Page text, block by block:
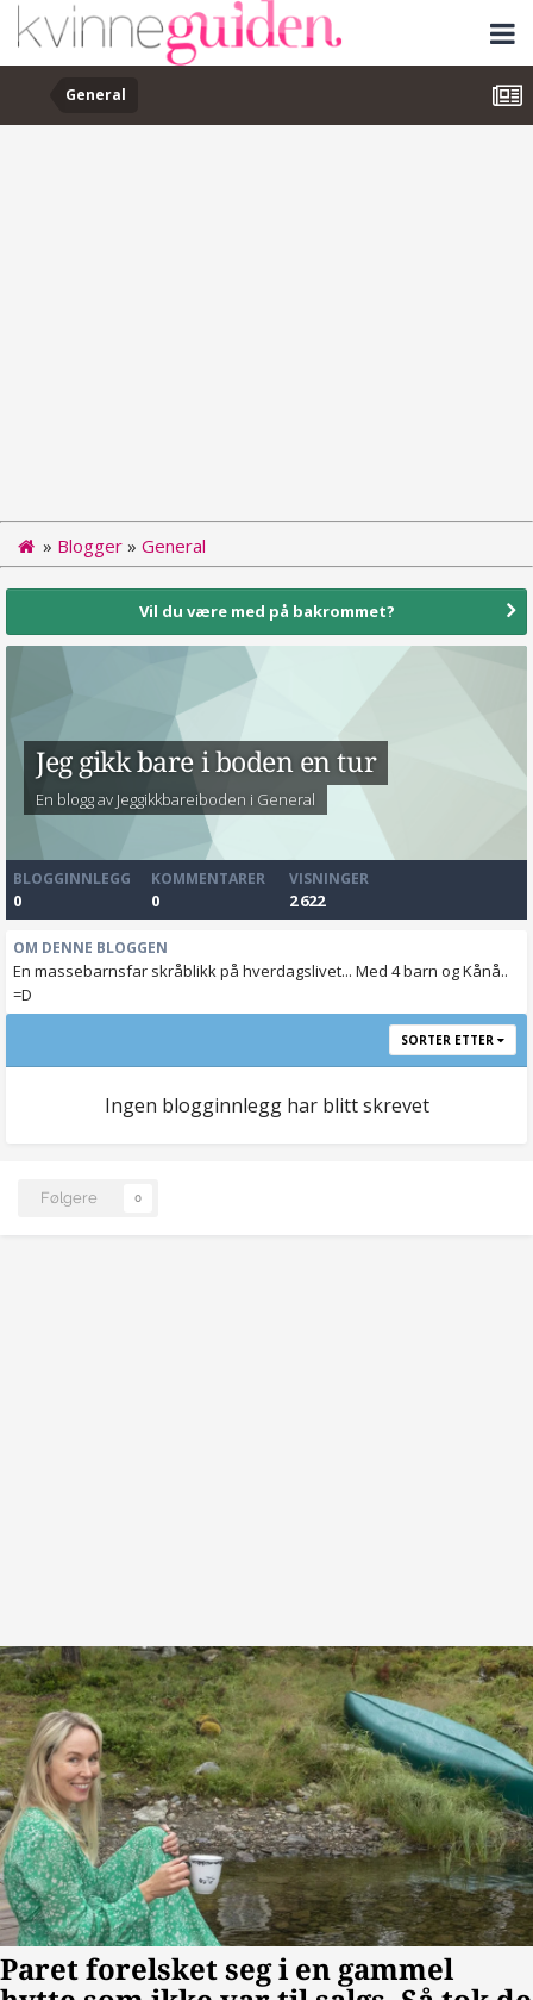
General
» Blogger » General
Vil du være med på bakrommet?
Jeg gikk bare i boden en tur
En blogg av Jeggikkbareiboden i General
BLOGGINNLEGG
0
KOMMENTARER
0
VISNINGER
2 622
OM DENNE BLOGGEN
En massebarnsfar skråblikk på hverdagslivet... Med 4 barn og Kånå..
=D
SORTER ETTER
Ingen blogginnlegg har blitt skrevet
Følgere 0